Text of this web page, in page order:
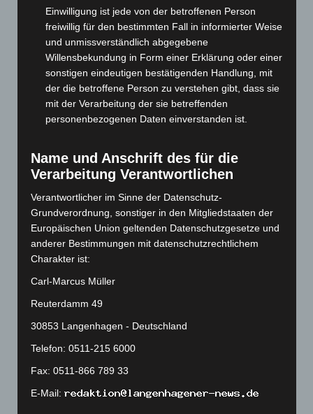
Januar 2024(111)
Dezember 2023 (130)
November 2023(130)
Oktober 2023(114)
September 2023
(133)
August 2023(134)
Juni 2023(142)
Mai 2023 (139)
April 2023(155)
März 2023(174)
Februar 2023(154)
Januar 2023 (140)
Dezember 2022(130)
November 2022(167)
Oktober 2022(166)
September 2022(205)
August 2022(166)
Juli 2022 (133)
Einwilligung ist jede von der betroffenen Person
freiwillig für den bestimmten Fall in informierter Weise
und unmissverständlich abgegebene
Willensbekundung in Form einer Erklärung oder einer
sonstigen eindeutigen bestätigenden Handlung, mit
der die betroffene Person zu verstehen gibt, dass sie
mit der Verarbeitung der sie betreffenden
personenbezogenen Daten einverstanden ist.
Name und Anschrift des für die
Verarbeitung Verantwortlichen
Verantwortlicher im Sinne der Datenschutz-
Grundverordnung, sonstiger in den Mitgliedstaaten der
Europäischen Union geltenden Datenschutzgesetze und
anderer Bestimmungen mit datenschutzrechtlichem
Charakter ist:
Carl-Marcus Müller
Reuterdamm 49
30853 Langenhagen - Deutschland
Telefon: 0511-215 6000
Fax: 0511-866 789 33
E-Mail: